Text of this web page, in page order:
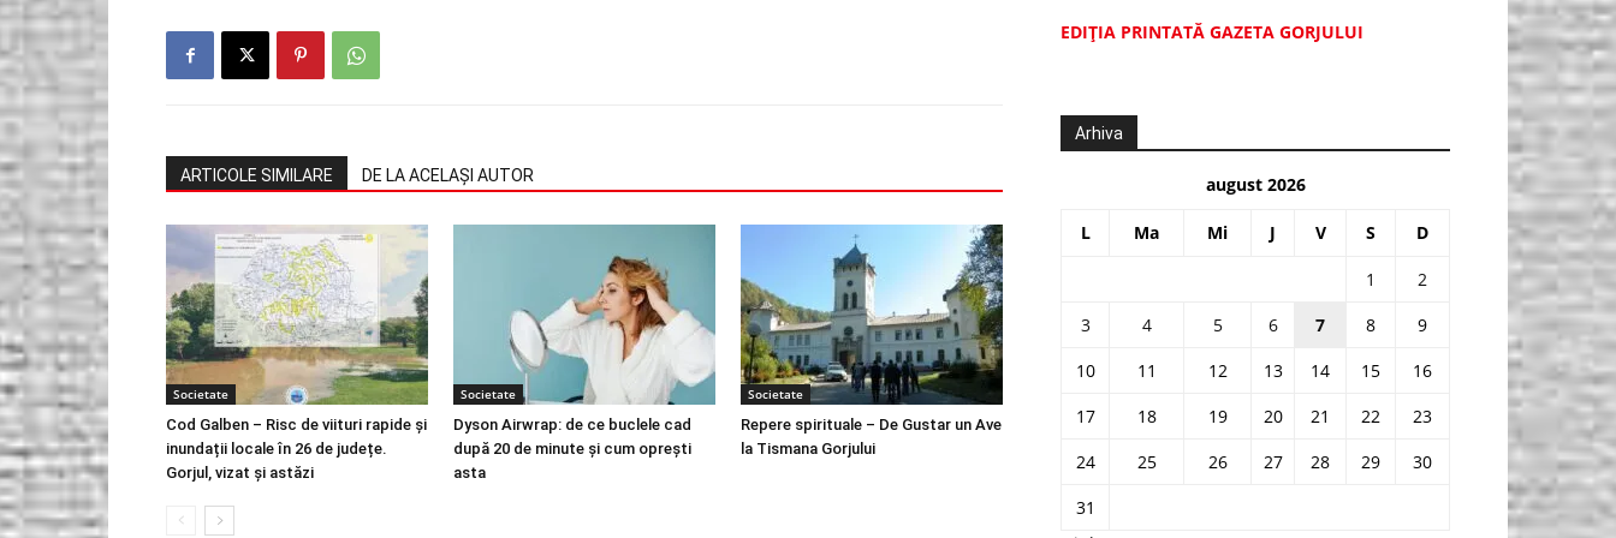
ARTICOLE SIMILARE DE LA ACELAȘI AUTOR
Societate
Cod Galben – Risc de viituri rapide și
inundații locale în 26 de județe.
Gorjul, vizat și astăzi
Societate
Dyson Airwrap: de ce buclele cad
după 20 de minute și cum oprești
asta
Societate
Repere spirituale – De Gustar un Ave
la Tismana Gorjului
EDIŢIA PRINTATĂ GAZETA GORJULUI
Arhiva
august 2026
L Ma Mi J V S D
1
2
3
4 5 6 7 8
9
10
11 12 13 14 15
16
17
18 19 20 21 22
23
24
25 26 27 28 29
30
31